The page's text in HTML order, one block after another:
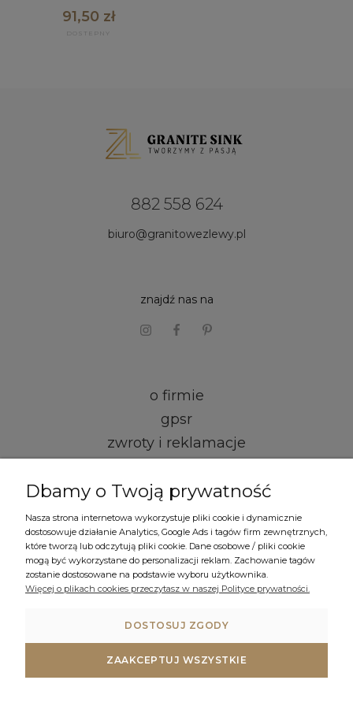
91,50 zł
882 558 624
biuro@granitowezlewy.pl
o firmie
gpsr
zwroty i reklamacje
kontakt i dane firmy
regulamin
formy płatności
czas i koszty dostawy
polityka prywatności
ustawienia plików cookies
znajdź nas na
Dbamy o Twoją prywatność
Nasza strona internetowa wykorzystuje pliki cookie i dynamicznie
dostosowuje działanie Analytics, Google Ads i tagów firm zewnętrznych,
które tworzą lub odczytują pliki cookie. Dane osobowe / pliki cookie
mogą być wykorzystane do personalizacji reklam. Zachowanie tagów
zostanie dostosowane na podstawie wyboru użytkownika.
Więcej o plikach cookies przeczytasz w naszej Polityce prywatności.
DOSTOSUJ ZGODY
ZAAKCEPTUJ WSZYSTKIE